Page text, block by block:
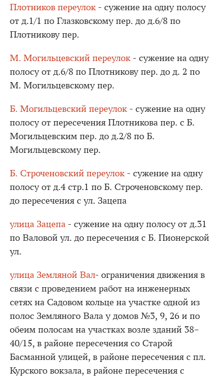
Плотников переулок - сужение на одну полосу
от д.1/1 по Глазковскому пер. до д.6/8 по
Плотникову пер.
М. Могильцевский переулок - сужение на одну
полосу от д.6/8 по Плотникову пер. до д. 2 по
М. Могильцевскому пер.
Б. Могильцевский переулок - сужение на одну
полосу от пересечения Плотникова пер. с Б.
Могильцевским пер. до д.2/8 по Б.
Могильцевскому пер.
Б. Строченовский переулок - сужение на одну
полосу от д.4 стр.1 по Б. Строченовскому пер.
до пересечения с ул. Зацепа
улица Зацепа - сужение на одну полосу от д.31
по Валовой ул. до пересечения с Б. Пионерской
ул.
улица Земляной Вал- ограничения движения в
связи с проведением работ на инженерных
сетях на Садовом кольце на участке одной из
полос Земляного Вала у домов №3, 9, 26 и по
обеим полосам на участках возле зданий 38–
40/15, в районе пересечения со Старой
Басманной улицей, в районе пересечения с пл.
Курского вокзала, в районе пересечения с